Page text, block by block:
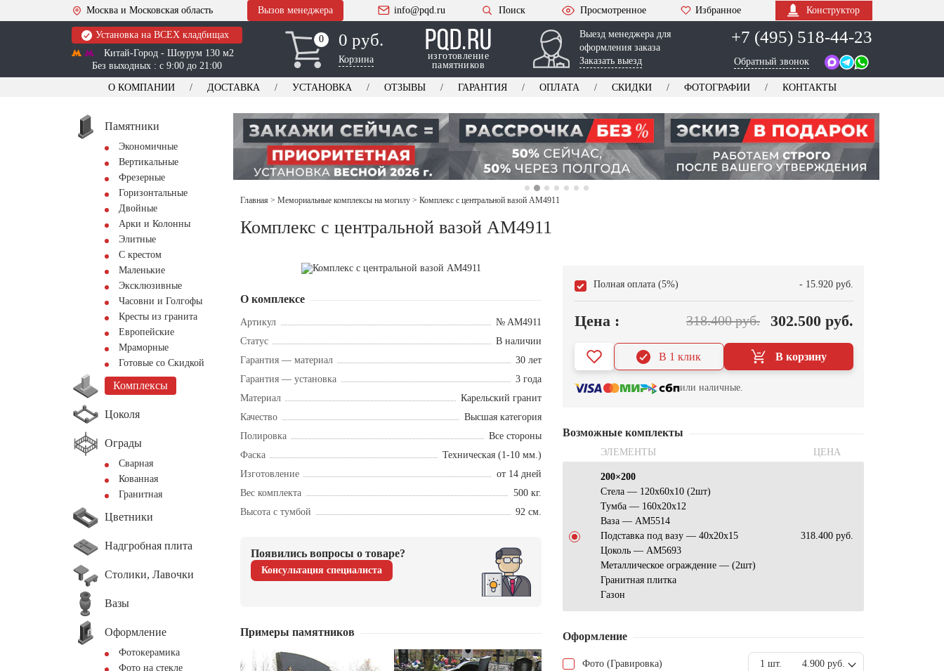
Москва и Московская область Вызов менеджера info@pqd.ru Поиск Просмотренное Избранное Конструктор
Установка на ВСЕХ кладбищах
Китай-Город - Шоурум 130 м2
Без выходных : с 9:00 до 21:00
0
0 0 руб.
Корзина
изготовление
памятников
Выезд менеджера для
оформления заказа
Заказать выезд
+7 (495) 518-44-23
Обратный звонок
О КОМПАНИИ ДОСТАВКА УСТАНОВКА ОТЗЫВЫ ГАРАНТИЯ ОПЛАТА СКИДКИ ФОТОГРАФИИ КОНТАКТЫ
Памятники
Экономичные
Вертикальные
Фрезерные
Горизонтальные
Двойные
Арки и Колонны
Элитные
С крестом
Маленькие
Эксклюзивные
Часовни и Голгофы
Кресты из гранита
Европейские
Мраморные
Готовые со Скидкой
Комплексы
Цоколя
Ограды
Сварная
Кованная
Гранитная
Цветники
Надгробная плита
Столики, Лавочки
Вазы
Оформление
Фотокерамика
Фото на стекле
Главная > Мемориальные комплексы на могилу > Комплекс с центральной вазой AM4911
Комплекс с центральной вазой AM4911
О комплексе
Артикул
№ AM4911
Статус
В наличии
Гарантия — материал
30 лет
Гарантия — установка
3 года
Материал
Карельский гранит
Качество
Высшая категория
Полировка
Все стороны
Фаска
Техническая (1-10 мм.)
Изготовление
от 14 дней
Вес комплекта
500 кг.
Высота с тумбой
92 см.
Появились вопросы о товаре?
Консультация специалиста
Примеры памятников
Полная оплата (5%) - 15.920 руб.
Цена : 318.400 руб. 302.500 руб.
В корзину
В 1 клик
или наличные.
Возможные комплекты
ЭЛЕМЕНТЫ ЦЕНА
200×200
Стела — 120х60х10 (2шт)
Тумба — 160х20х12
Ваза — АМ5514
Подставка под вазу — 40х20х15
Цоколь — AM5693
Металлическое ограждение — (2шт)
Гранитная плитка
Газон
318.400 руб.
Оформление
Фото (Гравировка) 1 шт. 4.900 руб.